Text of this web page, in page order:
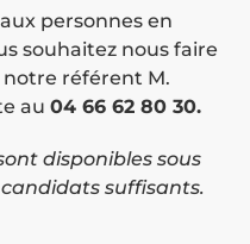
personnes en
souhaitez nous faire
notre référent M.
au04 66 62 80 30.
disponibles sous
suffisants.